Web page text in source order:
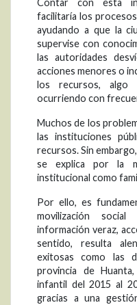
Contar con esta
facilitaría los
ayudando a que la
supervise con
las autoridades
acciones menores o
los recursos, algo
ocurriendo con
Muchos de los
las instituciones
recursos. Sin
se explica por la
institucional como
Por ello, es
movilización
información veraz,
sentido, resulta
exitosas como las
provincia de
infantil del 2015 al
gracias a una